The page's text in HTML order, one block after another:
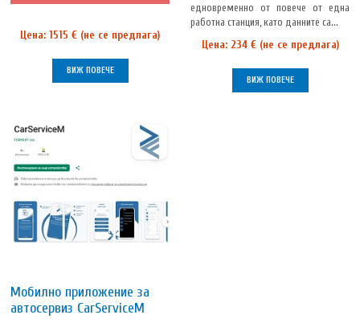
Цена: 1515 € (не се предлага)
ВИЖ ПОВЕЧЕ
едновременно от повече от една
работна станция, като данните са...
Цена: 234 € (не се предлага)
ВИЖ ПОВЕЧЕ
Мобилно приложение за
автосервиз CarServiceM